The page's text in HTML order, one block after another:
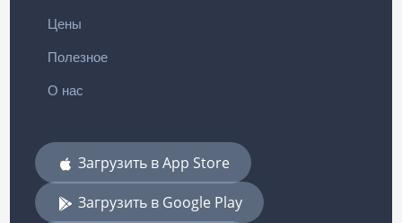
Цены
Полезное
О нас
Загрузить в App Store
Загрузить в Google Play